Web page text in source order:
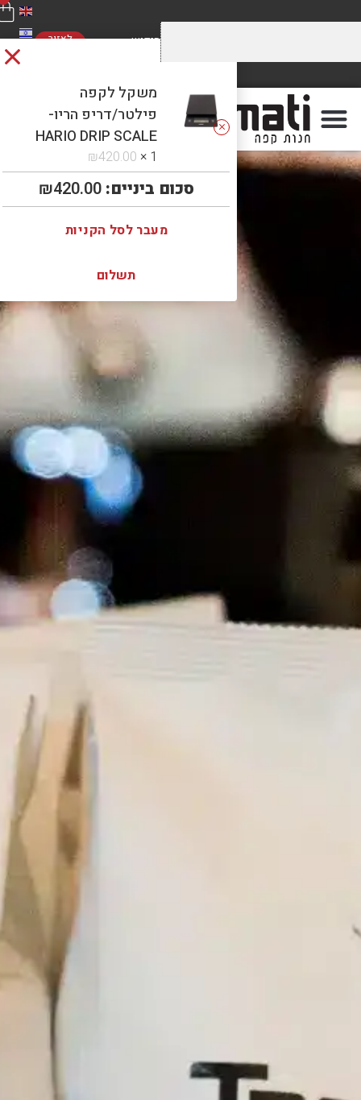
ברכישה מעל 5 קילו. כנסו לראות! ברכישה מעל 300 ₪
לאזור
משקל לקפה
פילטר/דריפ הריו-
HARIO DRIP SCALE
1 ×
₪420.00
סכום ביניים: ₪420.00
מעבר לסל הקניות
תשלום